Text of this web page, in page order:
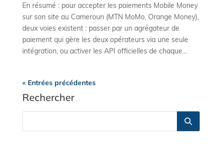
En résumé : pour accepter les paiements Mobile Money
sur son site au Cameroun (MTN MoMo, Orange Money),
deux voies existent : passer par un agrégateur de
paiement qui gère les deux opérateurs via une seule
intégration, ou activer les API officielles de chaque...
« Entrées précédentes
Rechercher